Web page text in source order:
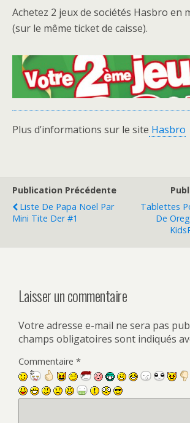
Achetez 2 jeux de sociétés Hasbro en
(sur le même ticket de caisse).
Plus d’informations sur le site Hasbro
Publication Précédente
Liste De Papa Noël Par
Mini Tite Der #1
Tablettes
De
Laisser un commentaire
Votre adresse e-mail ne sera pas
champs obligatoires sont indiqués
Commentaire *